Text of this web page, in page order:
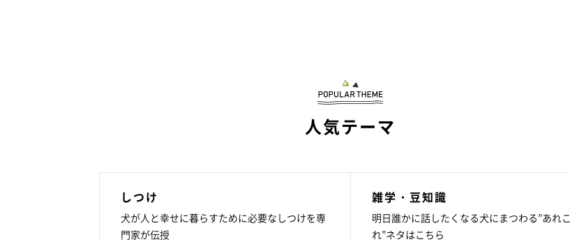
人気テーマ
しつけ
犬が人と幸せに暮らすために必要なしつけを専
門家が伝授
雑学・豆知識
明日誰かに話したくなる犬にまつわる”あれこ
れ”ネタはこちら